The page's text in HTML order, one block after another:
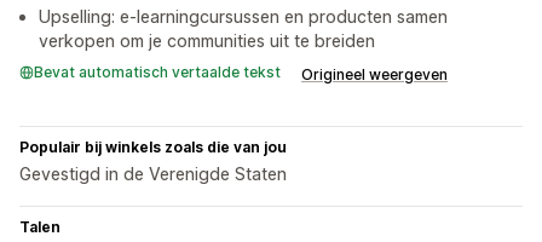
Upselling: e-learningcursussen en producten samen
verkopen om je communities uit te breiden
Bevat automatisch vertaalde tekst Origineel weergeven
Populair bij winkels zoals die van jou
Gevestigd in de Verenigde Staten
Talen